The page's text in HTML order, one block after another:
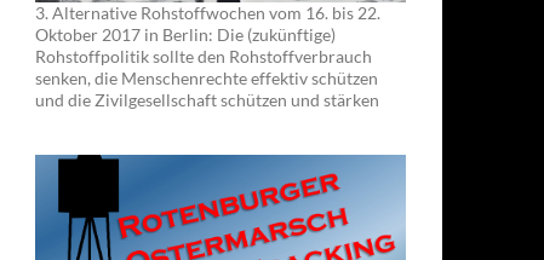
3. Alternative Rohstoffwochen vom 16. bis 22.
Oktober 2017 in Berlin: Die (zukünftige)
Rohstoffpolitik sollte den Rohstoffverbrauch
senken, die Menschenrechte effektiv schützen
und die Zivilgesellschaft schützen und stärken